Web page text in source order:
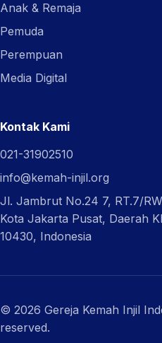
Anak & Remaja
Pemuda
Perempuan
Media Digital
Kontak Kami
021-31902510
info@kemah-injil.org
Jl. Jambrut No.24 7, RT.7/
Kota Jakarta Pusat, Daerah
10430, Indonesia
© 2026 Gereja Kemah Injil
reserved.